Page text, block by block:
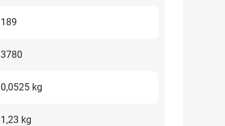
189
3780
0,0525 kg
1,23 kg